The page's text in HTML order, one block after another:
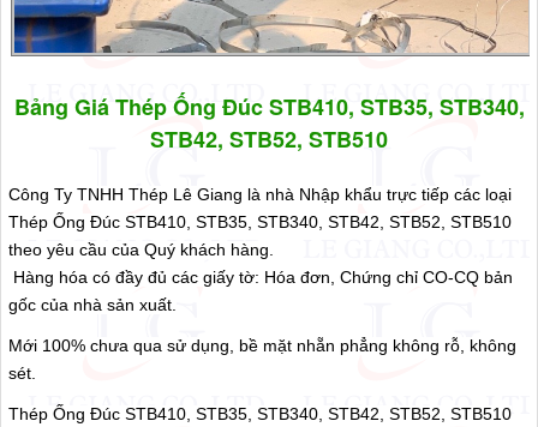
Bảng Giá Thép Ống Đúc STB410, STB35, STB340,
STB42, STB52, STB510
Công Ty TNHH Thép Lê Giang là nhà Nhập khẩu trực tiếp các loại
Thép Ống Đúc STB410, STB35, STB340, STB42, STB52, STB510
theo yêu cầu của Quý khách hàng.
Hàng hóa có đầy đủ các giấy tờ: Hóa đơn, Chứng chỉ CO-CQ bản
gốc của nhà sản xuất.
Mới 100% chưa qua sử dụng, bề mặt nhẵn phẳng không rỗ, không
sét.
Thép Ống Đúc STB410, STB35, STB340, STB42, STB52, STB510